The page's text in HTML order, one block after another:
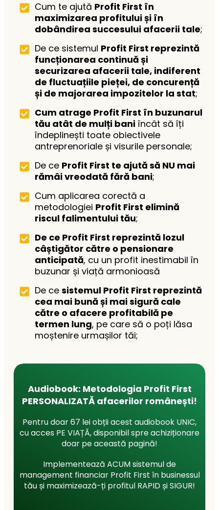
Cum te ajută Profit First în
maximizarea profitului și în
dobândirea succesului afacerii tale;
De ce sistemul Profit First reprezintă
funcționarea continuă și
securizarea afacerii tale, indiferent
de fluctuațiile pieței, de concurență
și de majorarea impozitelor la stat;
Cum atrage Profit First în buzunarul
tău atât de mulți bani încât să îți
îndeplinești toate obiectivele
antreprenoriale și visurile personale;
De ce Profit First te ajută să NU mai
rămâi vreodată fără bani;
Cum aplicarea corectă a
metodologiei Profit First elimină
riscul falimentului tău;
De ce Profit First reprezintă lozul
câștigător către o pensionare
anticipată, cu un profit inestimabil în
buzunar și viață armonioasă
De ce sistemul Profit First reprezintă
cea mai bună și mai sigură cale
către o afacere profitabilă pe
termen lung, pe care să o poți lăsa
moștenire urmașilor tăi;
Audiobook: Metodologia Profit First
PERSONALIZATĂ afacerilor românești!
Pentru doar 67 lei obții acest audiobook UNIC,
cu acces PE VIAȚĂ, disponibil spre achiziționare
doar pe această pagină!
Implementează ACUM sistemul de
management financiar Profit First în businessul
tău și maximizează-ți profitul RAPID și SIGUR!